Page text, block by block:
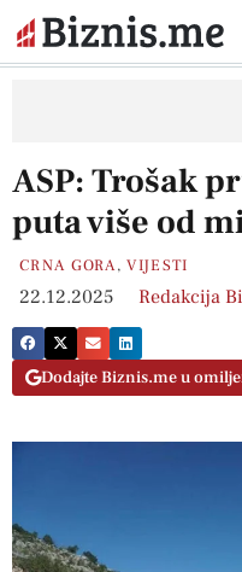
ASP: Trošak
puta više od
CRNA GORA,VIJESTI
22.12.2025 Redakcija
Dodajte Biznis.me u